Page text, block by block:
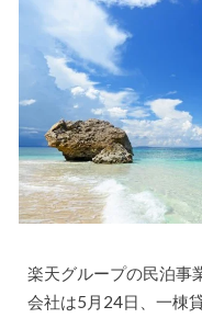
楽天グループの民泊事
会社は5月24日、一棟